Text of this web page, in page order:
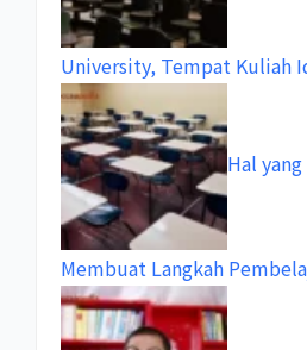
University, Tempat Kuliah
Hal
Membuat Langkah